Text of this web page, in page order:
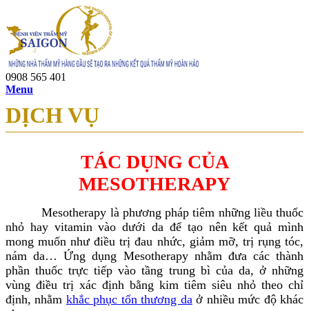
0908 565 401
Menu
DỊCH VỤ
TÁC DỤNG CỦA
MESOTHERAPY
Mesotherapy là phương pháp tiêm những liều thuốc
nhỏ hay vitamin vào dưới da để tạo nên kết quả mình
mong muốn như điều trị đau nhức, giảm mỡ, trị rụng tóc,
nám da… Ứng dụng Mesotherapy nhằm đưa các thành
phần thuốc trực tiếp vào tầng trung bì của da, ở những
vùng điều trị xác định bằng kim tiêm siêu nhỏ theo chỉ
định, nhằm khắc phục tổn thương da ở nhiều mức độ khác